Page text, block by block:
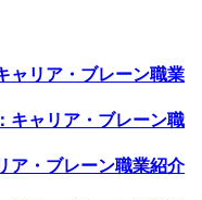
ャリア・ブレーン職業
キャリア・ブレーン職
ア・ブレーン職業紹介